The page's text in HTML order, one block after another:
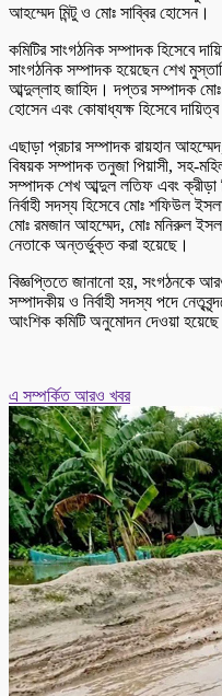
আহম্মেদ মিন্টু ও মোঃ সাব্বির হোসেন।
কমিটির সাংগঠনিক সম্পাদক হিসেবে
সাংগঠনিক সম্পাদক হয়েছেন শেখ
আব্দুল্লাহ জাহিদ। দপ্তর সম্পাদক
হোসেন এবং কোষাধ্যক্ষ হিসেবে
এছাড়া প্রচার সম্পাদক রায়হান
বিষয়ক সম্পাদক তনুজা পিয়াসী, সহ-
সম্পাদক শেখ আব্দুল লতিফ এবং ক্রীড়া
নির্বাহী সদস্য হিসেবে মোঃ শফিউল
মোঃ রমজান আহম্মেদ, মোঃ মনিরুল
নেতাকে অন্তর্ভুক্ত করা হয়েছে।
বিজ্ঞপ্তিতে জানানো হয়, সংগঠনকে
সম্পাদকীয় ও নির্বাহী সদস্য পদে
আংশিক কমিটি অনুমোদন দেওয়া
এ সম্পর্কিত আরও খবর